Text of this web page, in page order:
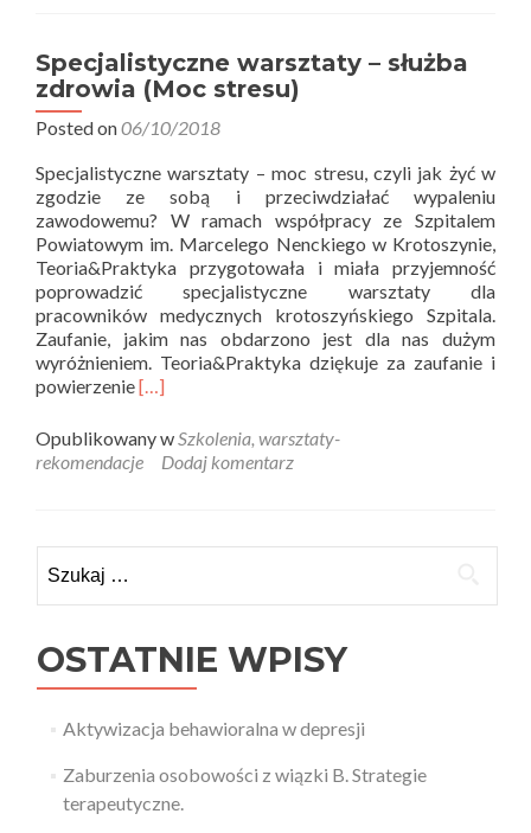
recenzuje
–
Psychoterapia
dziś.
Specjalistyczne warsztaty – służba
zdrowia (Moc stresu)
Posted on06/10/2018
Specjalistyczne warsztaty – moc stresu, czyli jak żyć w
zgodzie ze sobą i przeciwdziałać wypaleniu
zawodowemu? W ramach współpracy ze Szpitalem
Powiatowym im. Marcelego Nenckiego w Krotoszynie,
Teoria&Praktyka przygotowała i miała przyjemność
poprowadzić specjalistyczne warsztaty dla
pracowników medycznych krotoszyńskiego Szpitala.
Zaufanie, jakim nas obdarzono jest dla nas dużym
wyróżnieniem. Teoria&Praktyka dziękuje za zaufanie i
powierzenieRead
about
Specjalistyczne
warsztaty
zdrowia
[…]
Opublikowany wSzkolenia, warsztaty-
rekomendacje
Dodaj komentarz
OSTATNIE WPISY
Aktywizacja behawioralna w depresji
Zaburzenia osobowości z wiązki B. Strategie
terapeutyczne.